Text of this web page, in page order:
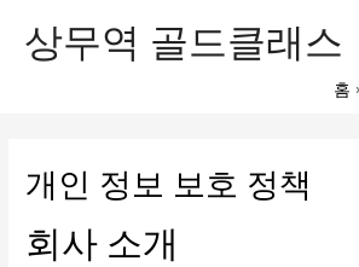
상무역 골드클래스
홈
개인 정보 보호 정책
회사 소개